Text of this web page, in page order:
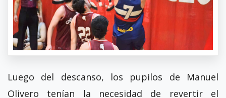
Luego del descanso, los pupilos de Manuel
Olivero tenían la necesidad de revertir el